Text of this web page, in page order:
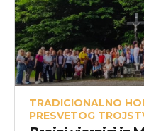
TRADICIONALNO
PRESVETOG